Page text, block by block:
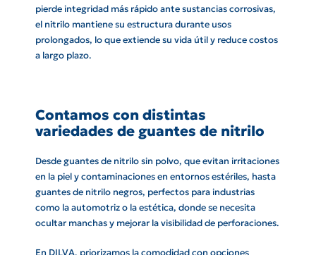
pierde integridad más rápido ante sustancias corrosivas,
el nitrilo mantiene su estructura durante usos
prolongados, lo que extiende su vida útil y reduce costos
a largo plazo.
Contamos con distintas
variedades de guantes de nitrilo
Desde guantes de nitrilo sin polvo, que evitan irritaciones
en la piel y contaminaciones en entornos estériles, hasta
guantes de nitrilo negros, perfectos para industrias
como la automotriz o la estética, donde se necesita
ocultar manchas y mejorar la visibilidad de perforaciones.